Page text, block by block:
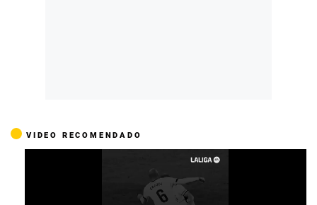
VIDEO RECOMENDADO